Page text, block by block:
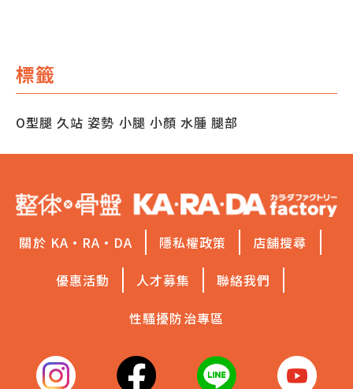
標籤
O型腿 久站 姿勢 小腿 小顏 水腫 腿部
關於 KA·RA·DA 隱私權政策
店舖搜尋
優惠活動
人才募集
聯絡我們
性騷擾防治專區